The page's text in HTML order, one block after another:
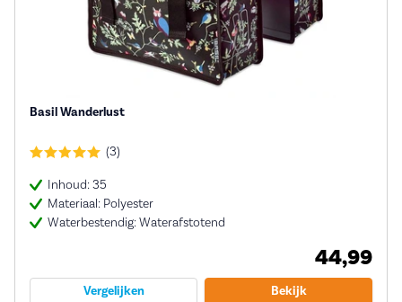
Basil Wanderlust
(3)
Inhoud: 35
Materiaal: Polyester
Waterbestendig: Waterafstotend
44,99
Vergelijken Bekijk